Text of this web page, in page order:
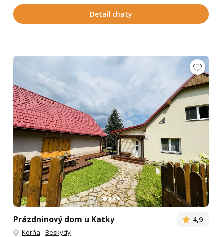
Detail chaty
Prázdninový dom u Katky 4,9
Korňa -Beskydy